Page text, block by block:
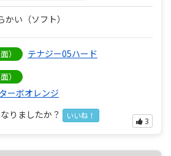
かい（ソフト）
） テナジー05ハード
）
ーボオレンジ
りましたか？
いいね！
3